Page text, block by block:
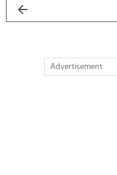
Advertisement